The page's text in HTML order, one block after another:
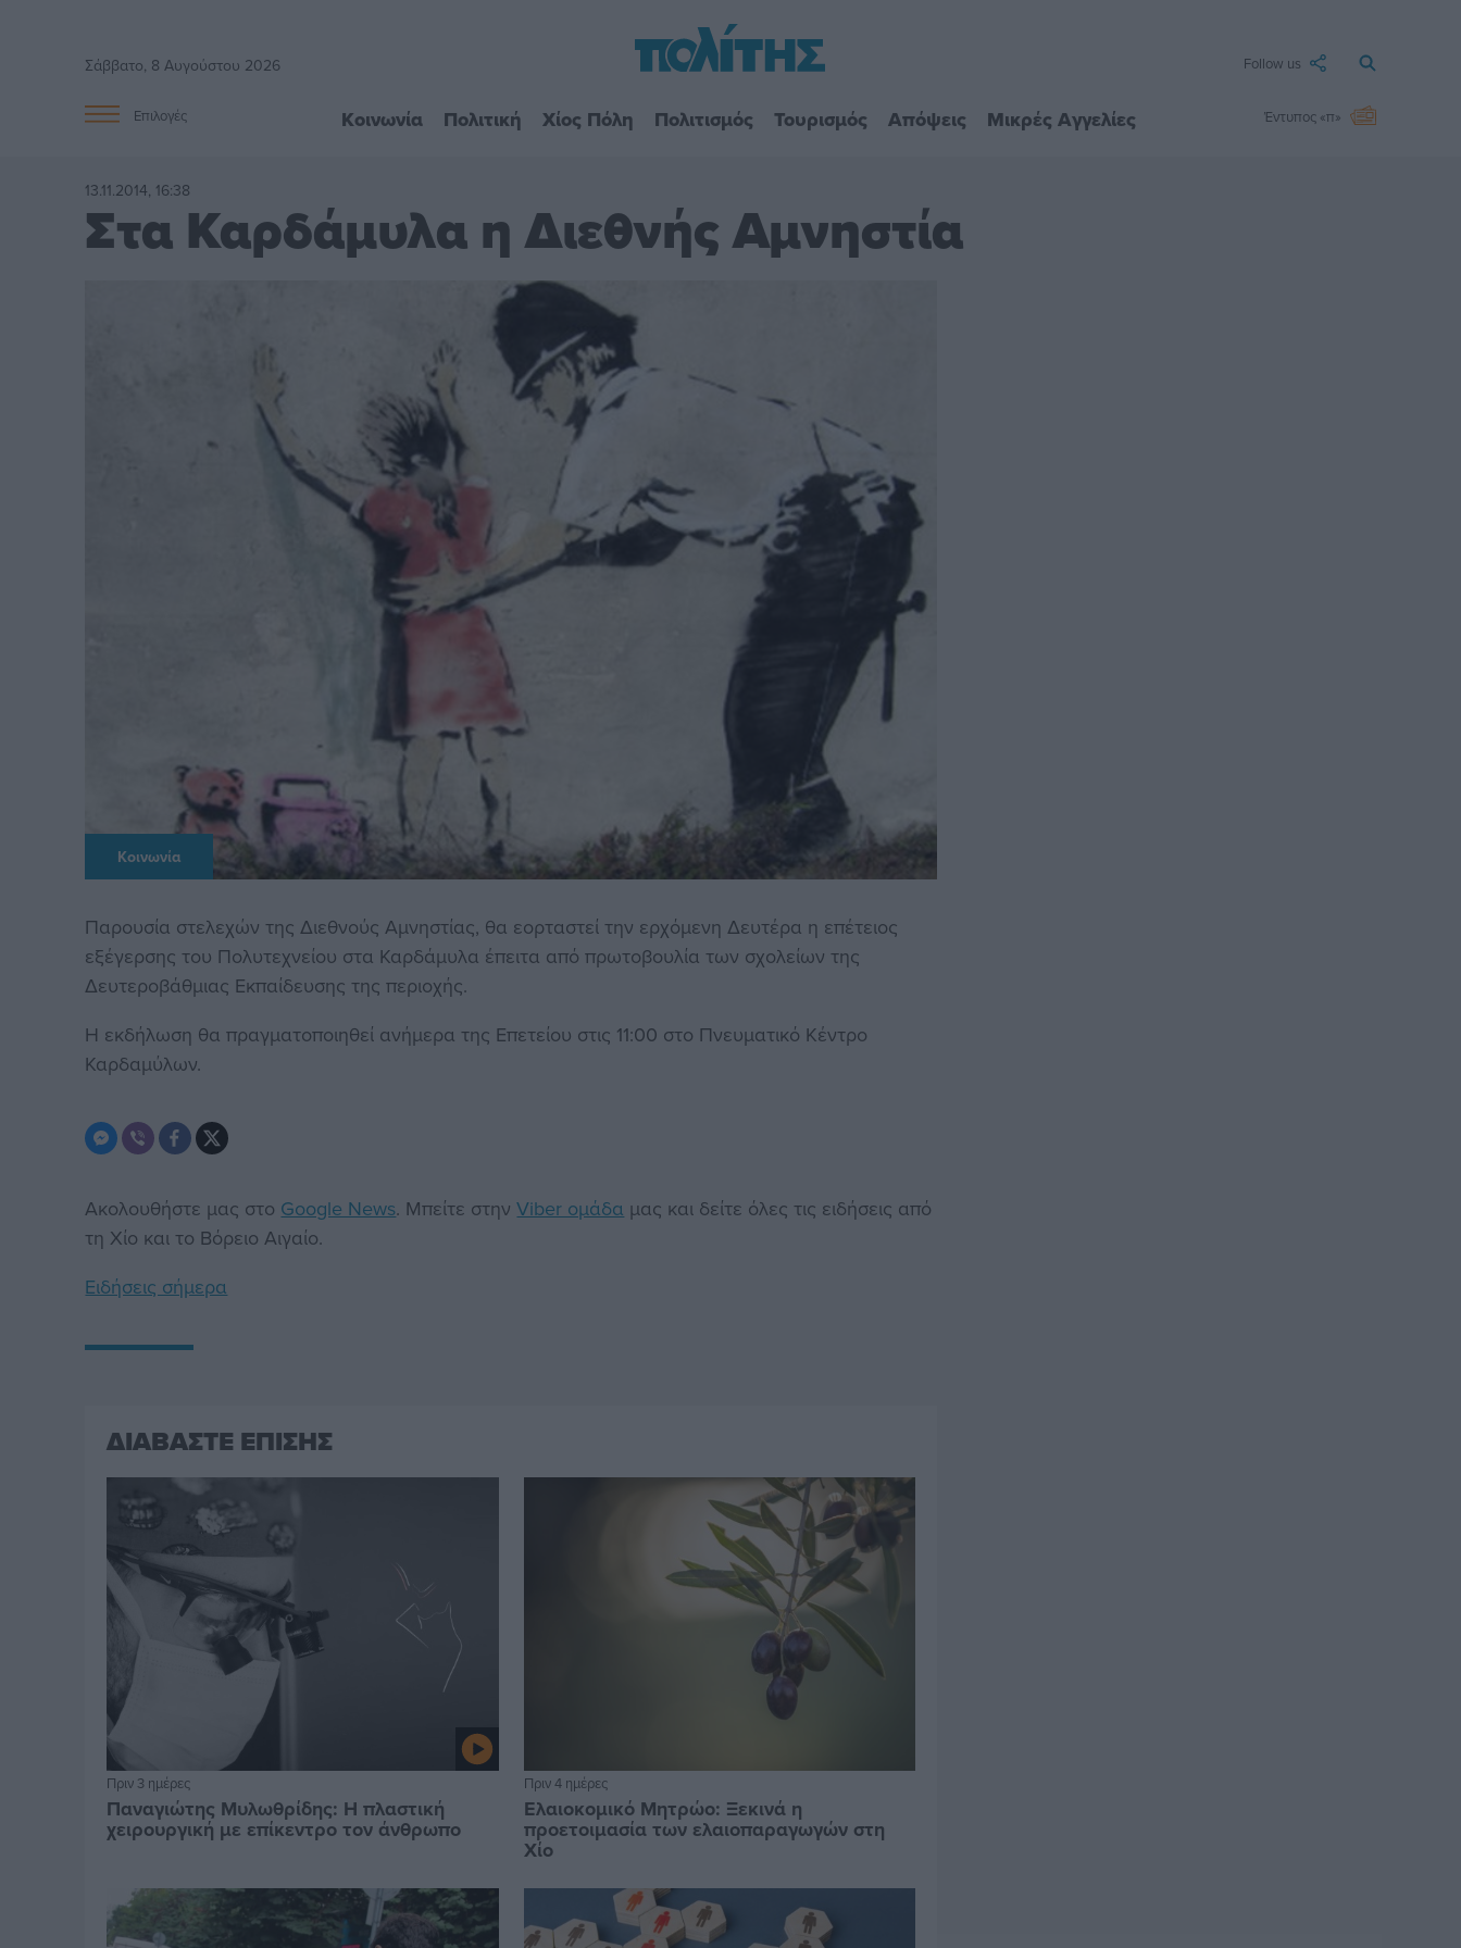
Σάββατο, 8 Αυγούστου 2026 Follow us
Επιλογές Κοινωνία Πολιτική Χίος Πόλη Πολιτισμός Τουρισμός Απόψεις Μικρές Αγγελίες Έντυπος «π»
13.11.2014, 16:38
Στα Καρδάμυλα η Διεθνής Αμνηστία
Κοινωνία
Παρουσία στελεχών της Διεθνούς Αμνηστίας, θα εορταστεί την ερχόμενη Δευτέρα η επέτειος
εξέγερσης του Πολυτεχνείου στα Καρδάμυλα έπειτα από πρωτοβουλία των σχολείων της
Δευτεροβάθμιας Εκπαίδευσης της περιοχής.
Η εκδήλωση θα πραγματοποιηθεί ανήμερα της Επετείου στις 11:00 στο Πνευματικό Κέντρο
Καρδαμύλων.
Ακολουθήστε μας στο Google News. Μπείτε στηνViber ομάδα μας και δείτε όλες τις ειδήσεις από
τη Χίο και το Βόρειο Αιγαίο.
Ειδήσεις σήμερα
ΔΙΑΒΑΣΤΕ ΕΠΙΣΗΣ
Πριν 3 ημέρες
Παναγιώτης Μυλωθρίδης: Η πλαστική
χειρουργική με επίκεντρο τον άνθρωπο
Πριν 4 ημέρες
Ελαιοκομικό Μητρώο: Ξεκινά η
προετοιμασία των ελαιοπαραγωγών στη
Χίο